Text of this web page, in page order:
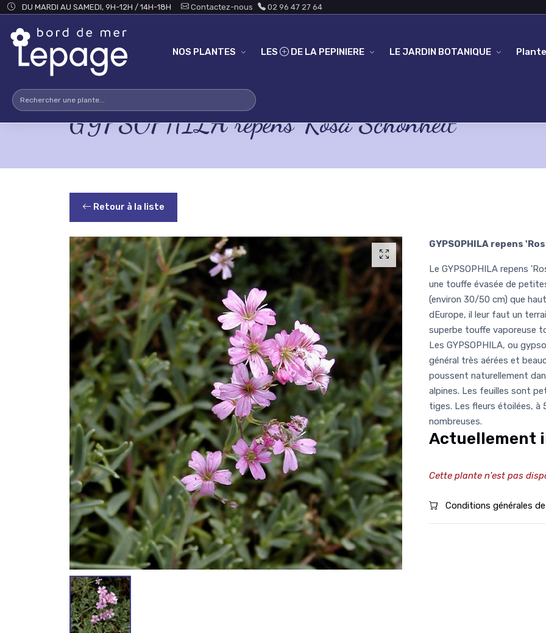
Skip to main content
DU MARDI AU SAMEDI, 9H-12H / 14H-18H Contactez-nous 02 96 47 27 64
NOS PLANTES LES DE LA PEPINIERE LE JARDIN BOTANIQUE
GYPSOPHILA repens 'Rosa Schönheit'
Retour à la liste
GYPSOPHILA repens
Le GYPSOPHILA repens
une touffe évasée de
(environ 30/50 cm) que
dEurope, il leur faut un
superbe touffe vaporeuse
Les GYPSOPHILA, ou
général très aérées et
poussent naturellement
alpines. Les feuilles sont
tiges. Les fleurs étoilées,
nombreuses.
Actuellement
Cette plante n'est pas
Conditions générales